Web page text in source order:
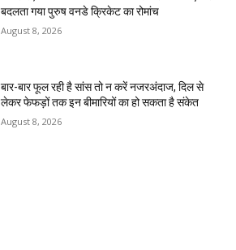
बदलता गया पुरुष वनडे क्रिकेट का रोमांच
August 8, 2026
बार-बार फूल रही है सांस तो न करें नजरअंदाज, दिल से
लेकर फेफड़ों तक इन बीमारियों का हो सकता है संकेत
August 8, 2026